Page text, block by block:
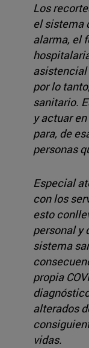
Los
el sistema
alarma, el
asistencial
por lo
sanitario.
y actuar
para, de
personas
Especial
con los
esto
personal y
sistema
propia
alterados
vidas.